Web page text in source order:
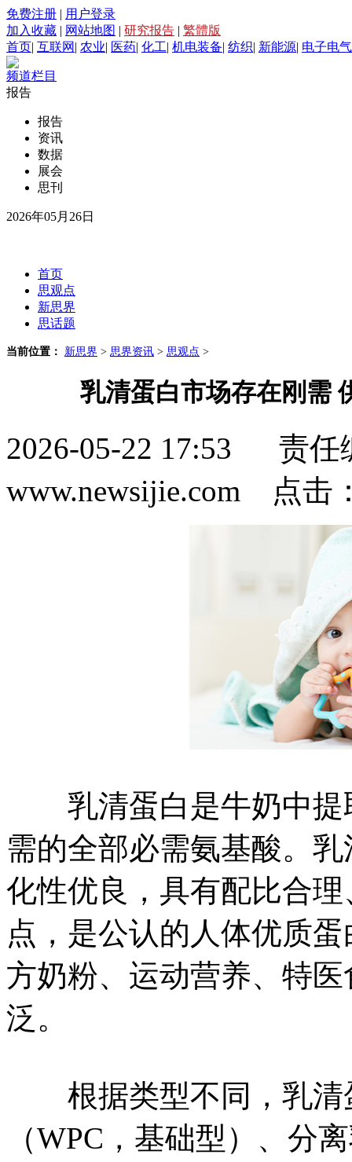
免费注册 | 用户登录
加入收藏 | 网站地图 | 研究报告 | 繁體版
首页| 互联网 | 农业| 医药| 化工| 机电装备| 纺织| 新能源| 电子电气
频道栏目
报告
报告
资讯
数据
展会
思刊
2026年05月26日
首页
思观点
新思界
思话题
当前位置： 新思界 > 思界资讯 > 思观点 >
乳清蛋白市场存在刚需
2026-05-22 17:53 责
www.newsijie.com 点击
乳清蛋白是牛奶中提
需的全部必需氨基酸。
化性优良，具有配比合
点，是公认的人体优质
方奶粉、运动营养、特
泛。
根据类型不同，乳清
（WPC，基础型）、分